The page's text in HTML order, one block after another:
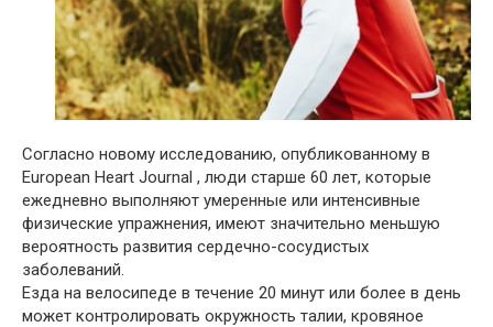
Согласно новому исследованию, опубликованному в
European Heart Journal , люди старше 60 лет, которые
ежедневно выполняют умеренные или интенсивные
физические упражнения, имеют значительно меньшую
вероятность развития сердечно-сосудистых
заболеваний.
Езда на велосипеде в течение 20 минут или более в день
может контролировать окружность талии, кровяное